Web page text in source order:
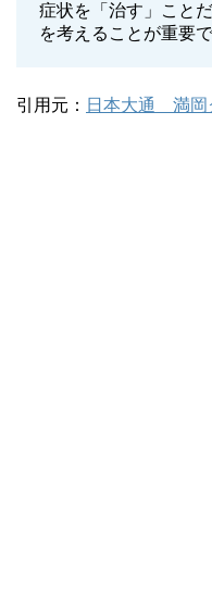
症状を「治す」こと
を考えることが重要で
引用元： 日本大通 満岡